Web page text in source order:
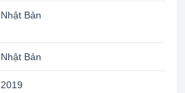
Nhật Bản
Nhật Bản
2019